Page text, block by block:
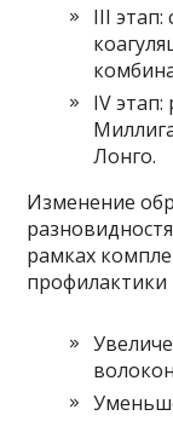
III этап:
IV этап:
Лонго.
Изменение
рамках
профилактики